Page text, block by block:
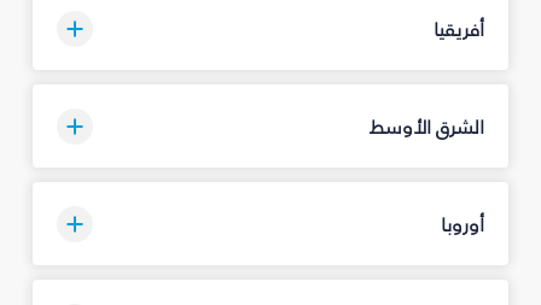
أفريقيا
الشرق الأوسط
أوروبا